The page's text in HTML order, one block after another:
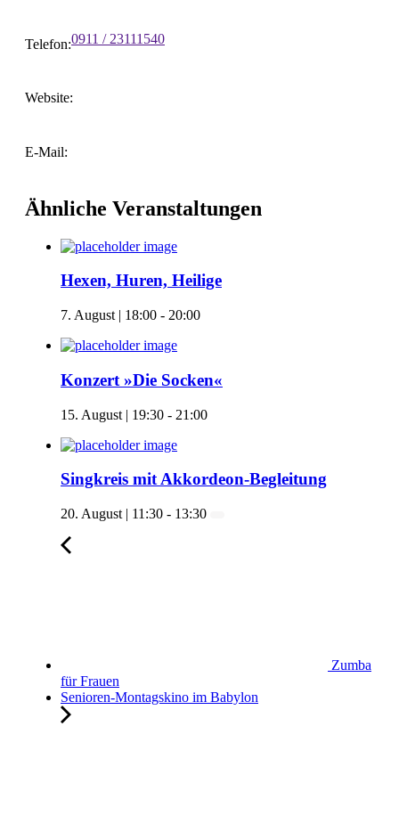
Telefon:0911 / 23111540
Website:
E-Mail:
Ähnliche Veranstaltungen
Hexen, Huren, Heilige
7. August | 18:00 - 20:00
Konzert »Die Socken«
15. August | 19:30 - 21:00
Singkreis mit Akkordeon-Begleitung
20. August | 11:30 - 13:30
Zumba
für Frauen
Senioren-Montagskino im Babylon